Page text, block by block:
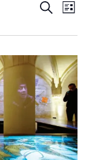
de
vues
Liste